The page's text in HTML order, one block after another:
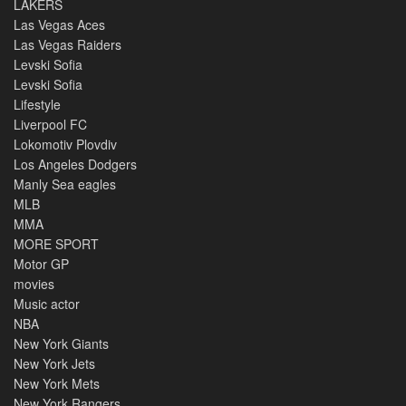
LAKERS
Las Vegas Aces
Las Vegas Raiders
Levski Sofia
Levski Sofia
Lifestyle
Liverpool FC
Lokomotiv Plovdiv
Los Angeles Dodgers
Manly Sea eagles
MLB
MMA
MORE SPORT
Motor GP
movies
Music actor
NBA
New York Giants
New York Jets
New York Mets